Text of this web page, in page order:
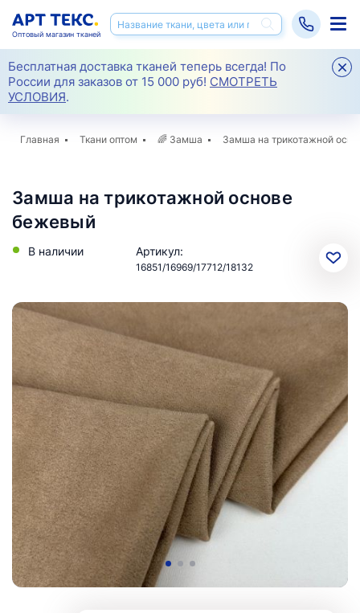
Бесплатная доставка тканей теперь всегда! По
России для заказов от 15 000 руб! СМОТРЕТЬ
УСЛОВИЯ.
Оптовый магазин тканей
Главная Ткани оптом 🌈 Замша Замша на трикотажной
Замша на трикотажной основе
бежевый
В наличии Артикул:
16851/16969/17712/18132